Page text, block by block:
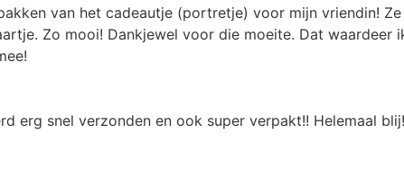
van het cadeautje (portretje) voor mijn vriendin!
Zo mooi! Dankjewel voor die moeite. Dat
erg snel verzonden en ook super verpakt!! Helemaal